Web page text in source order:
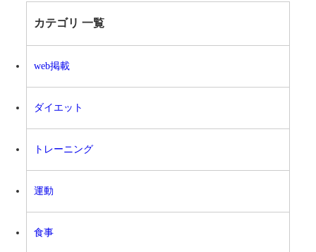
カテゴリ 一覧
web掲載
ダイエット
トレーニング
運動
食事